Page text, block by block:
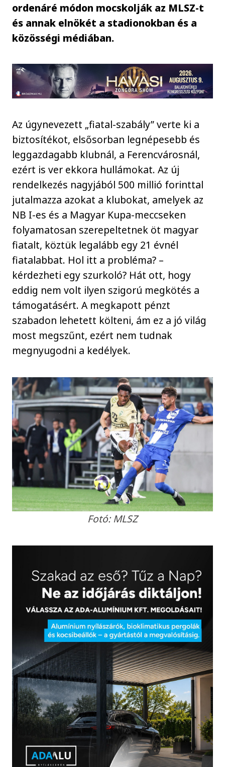
ordenáré módon mocskolják az MLSZ-t
és annak elnökét a stadionokban és a
közösségi médiában.
Az úgynevezett „fiatal-szabály” verte ki a
biztosítékot, elsősorban legnépesebb és
leggazdagabb klubnál, a Ferencvárosnál,
ezért is ver ekkora hullámokat. Az új
rendelkezés nagyjából 500 millió forinttal
jutalmazza azokat a klubokat, amelyek az
NB I-es és a Magyar Kupa-meccseken
folyamatosan szerepeltetnek öt magyar
fiatalt, köztük legalább egy 21 évnél
fiatalabbat. Hol itt a probléma? –
kérdezheti egy szurkoló? Hát ott, hogy
eddig nem volt ilyen szigorú megkötés a
támogatásért. A megkapott pénzt
szabadon lehetett költeni, ám ez a jó világ
most megszűnt, ezért nem tudnak
megnyugodni a kedélyek.
Fotó: MLSZ